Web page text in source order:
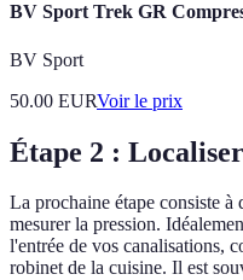
BV Sport Trek GR
BV Sport
50.00 EURVoir le prix
Étape 2 :
La prochaine étape consiste
mesurer la pression.
l'entrée de vos canalisations,
robinet de la cuisine. Il est